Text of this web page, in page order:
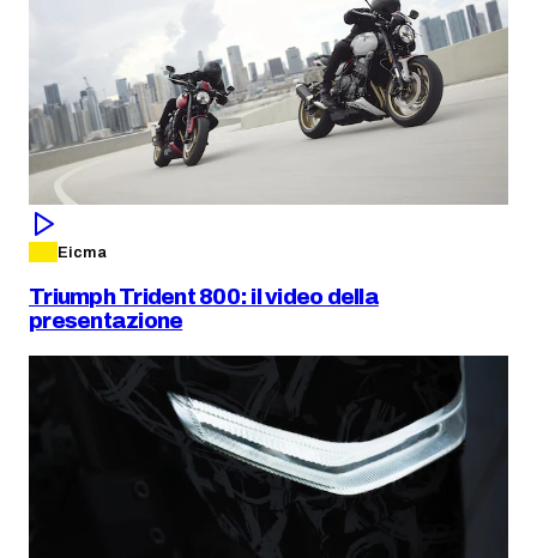
Eicma
Triumph Trident 800: il video della
presentazione